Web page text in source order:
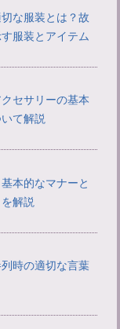
な服装とは？故
服装とアイテム
セサリーの基本
て解説
本的なマナーと
解説
時の適切な言葉